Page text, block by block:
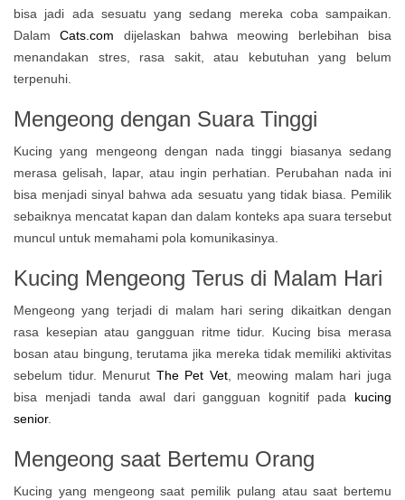
bisa jadi ada sesuatu yang sedang mereka coba sampaikan.
Dalam
Cats.com dijelaskan bahwa meowing berlebihan bisa
menandakan stres, rasa sakit, atau kebutuhan yang belum
terpenuhi.
Mengeong dengan Suara Tinggi
Kucing yang mengeong dengan nada tinggi biasanya sedang
merasa gelisah, lapar, atau ingin perhatian. Perubahan nada ini
bisa menjadi sinyal bahwa ada sesuatu yang tidak biasa. Pemilik
sebaiknya mencatat kapan dan dalam konteks apa suara tersebut
muncul untuk memahami pola komunikasinya.
Kucing Mengeong Terus di Malam Hari
Mengeong yang terjadi di malam hari sering dikaitkan dengan
rasa kesepian atau gangguan ritme tidur. Kucing bisa merasa
bosan atau bingung, terutama jika mereka tidak memiliki aktivitas
sebelum tidur. Menurut The Pet Vet, meowing malam hari juga
bisa menjadi tanda awal dari gangguan kognitif pada kucing
senior.
Mengeong saat Bertemu Orang
Kucing yang mengeong saat pemilik pulang atau saat bertemu